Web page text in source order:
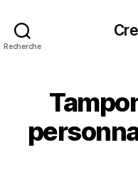
Recherche